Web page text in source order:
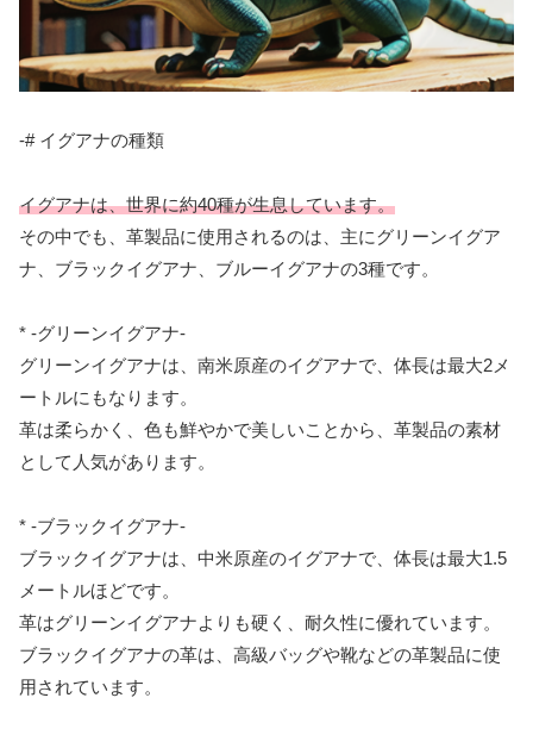
-# イグアナの種類
イグアナは、世界に約40種が生息しています。
その中でも、革製品に使用されるのは、主にグリーンイグア
ナ、ブラックイグアナ、ブルーイグアナの3種です。
* -グリーンイグアナ-
グリーンイグアナは、南米原産のイグアナで、体長は最大2メ
ートルにもなります。
革は柔らかく、色も鮮やかで美しいことから、革製品の素材
として人気があります。
* -ブラックイグアナ-
ブラックイグアナは、中米原産のイグアナで、体長は最大1.5
メートルほどです。
革はグリーンイグアナよりも硬く、耐久性に優れています。
ブラックイグアナの革は、高級バッグや靴などの革製品に使
用されています。